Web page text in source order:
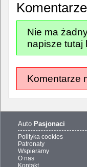
Komentarze
Nie ma
napisze tutaj
Komentarze
Auto Pasjonaci
Polityka cookies
Patronaty
Wspieramy
O nas
Kontakt